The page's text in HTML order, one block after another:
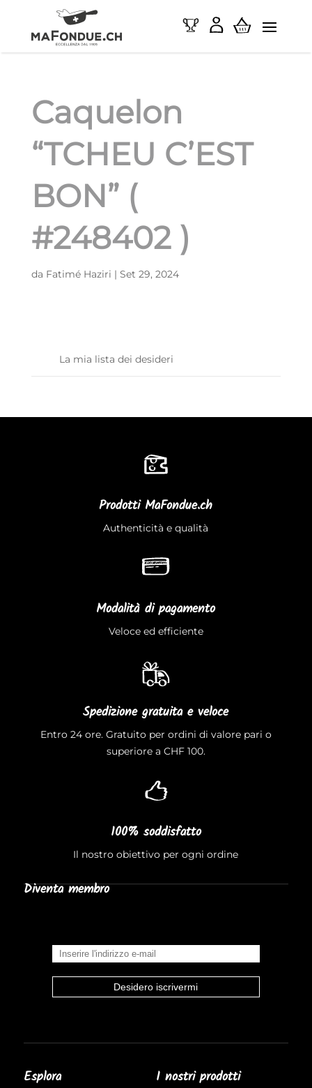
Caquelon
“TCHEU C’EST
BON” (
#248402 )
da Fatimé Haziri | Set 29, 2024
La mia lista dei desideri
Prodotti MaFondue.ch
Authenticità e qualità
Modalità di pagamento
Veloce ed efficiente
Spedizione gratuita e veloce
Entro 24 ore. Gratuito per ordini di valore pari o
superiore a CHF 100.
100% soddisfatto
Il nostro obiettivo per ogni ordine
Diventa membro
Esplora I nostri prodotti